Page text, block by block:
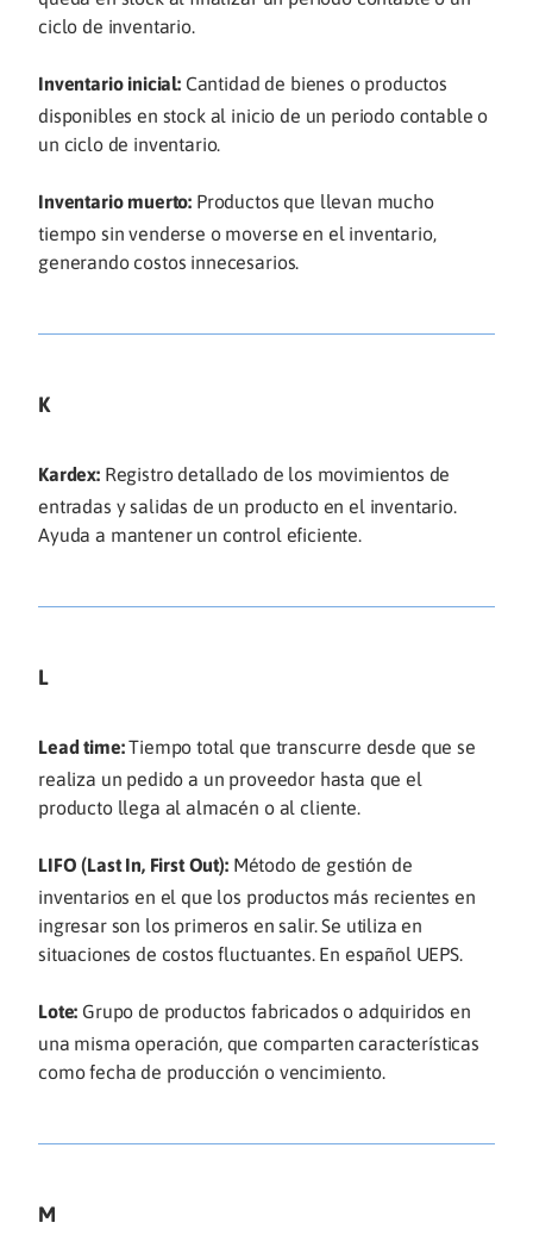
ciclo de inventario.
Inventario inicial: Cantidad de bienes o productos
disponibles en stock al inicio de un periodo contable o
un ciclo de inventario.
Inventario muerto: Productos que llevan mucho
tiempo sin venderse o moverse en el inventario,
generando costos innecesarios.
K
Kardex: Registro detallado de los movimientos de
entradas y salidas de un producto en el inventario.
Ayuda a mantener un control eficiente.
L
Lead time:Tiempo total que transcurre desde que se
realiza un pedido a un proveedor hasta que el
producto llega al almacén o al cliente.
LIFO (Last In, First Out): Método de gestión de
inventarios en el que los productos más recientes en
ingresar son los primeros en salir. Se utiliza en
situaciones de costos fluctuantes. En español UEPS.
Lote: Grupo de productos fabricados o adquiridos en
una misma operación, que comparten características
como fecha de producción o vencimiento.
M